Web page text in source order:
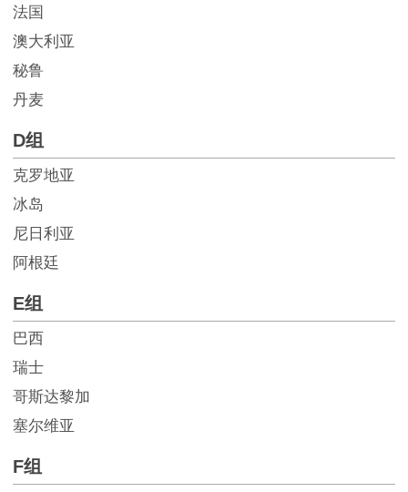
法国
澳大利亚
秘鲁
丹麦
D组
克罗地亚
冰岛
尼日利亚
阿根廷
E组
巴西
瑞士
哥斯达黎加
塞尔维亚
F组